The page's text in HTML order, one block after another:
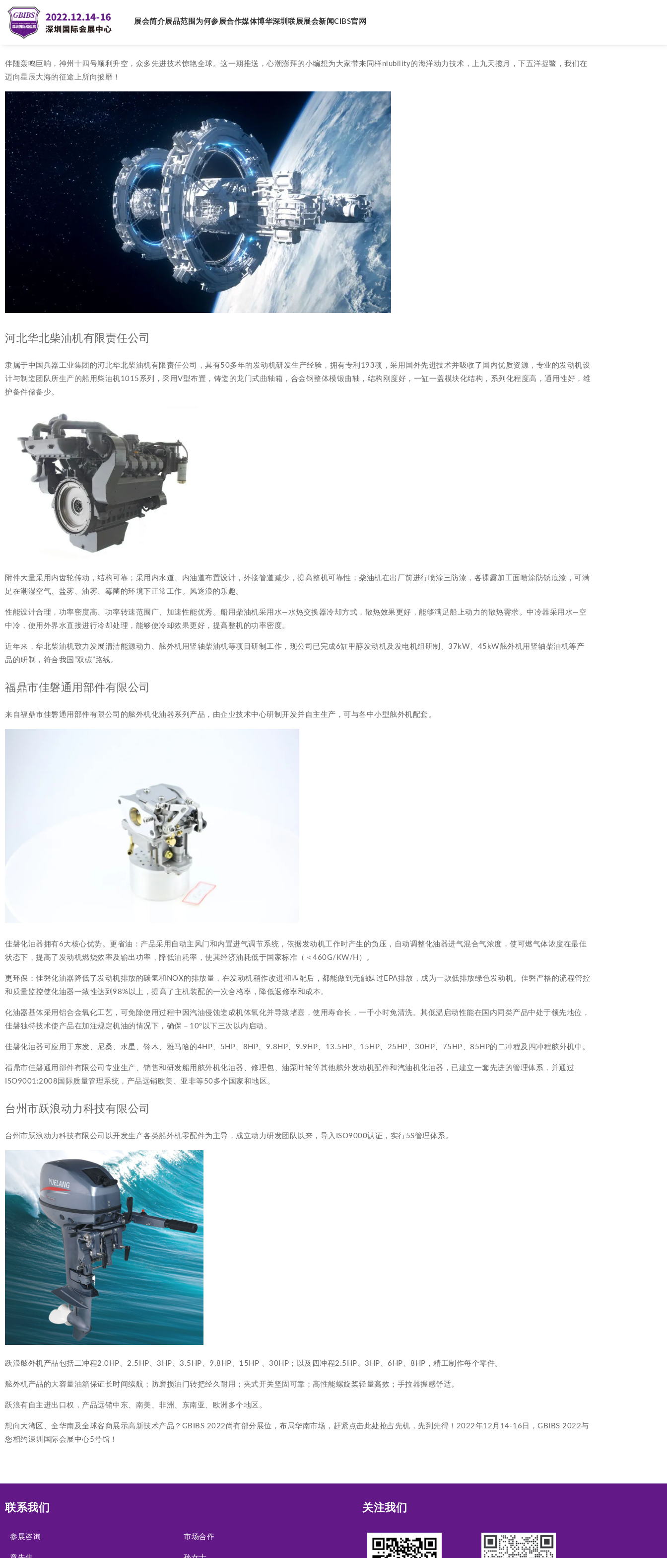
展会简介展品范围 为何参展合作媒体博华深圳联展展会新闻CIBS官网
伴随轰鸣巨响，神州十四号顺利升空，众多先进技术惊艳全球。这一期推送，心潮澎拜的小编想为大家带来同样niubility的海洋动力技术，上九天揽月，下五洋捉鳖，我们在
迈向星辰大海的征途上所向披靡！
河北华北柴油机有限责任公司
隶属于中国兵器工业集团的河北华北柴油机有限责任公司，具有50多年的发动机研发生产经验，拥有专利193项，采用国外先进技术并吸收了国内优质资源，专业的发动机设
计与制造团队所生产的船用柴油机1015系列，采用V型布置，铸造的龙门式曲轴箱，合金钢整体模锻曲轴，结构刚度好，一缸一盖模块化结构，系列化程度高，通用性好，维
护备件储备少。
附件大量采用内齿轮传动，结构可靠；采用内水道、内油道布置设计，外接管道减少，提高整机可靠性；柴油机在出厂前进行喷涂三防漆，各裸露加工面喷涂防锈底漆，可满
足在潮湿空气、盐雾、油雾、霉菌的环境下正常工作。风逐浪的乐趣。
性能设计合理，功率密度高、功率转速范围广、加速性能优秀。船用柴油机采用水—水热交换器冷却方式，散热效果更好，能够满足船上动力的散热需求。中冷器采用水—空
中冷，使用外界水直接进行冷却处理，能够使冷却效果更好，提高整机的功率密度。
近年来，华北柴油机致力发展清洁能源动力、舷外机用竖轴柴油机等项目研制工作，现公司已完成6缸甲醇发动机及发电机组研制、37kW、45kW舷外机用竖轴柴油机等产
品的研制，符合我国“双碳”路线。
福鼎市佳磐通用部件有限公司
来自福鼎市佳磐通用部件有限公司的舷外机化油器系列产品，由企业技术中心研制开发并自主生产，可与各中小型舷外机配套。
佳磐化油器拥有6大核心优势。更省油：产品采用自动主风门和内置进气调节系统，依据发动机工作时产生的负压，自动调整化油器进气混合气浓度，使可燃气体浓度在最佳
状态下，提高了发动机燃烧效率及输出功率，降低油耗率，使其经济油耗低于国家标准（＜460G/KW/H）。
更环保：佳磐化油器降低了发动机排放的碳氢和NOX的排放量，在发动机稍作改进和匹配后，都能做到无触媒过EPA排放，成为一款低排放绿色发动机。佳磐严格的流程管控
和质量监控使化油器一致性达到98%以上，提高了主机装配的一次合格率，降低返修率和成本。
化油器基体采用铝合金氧化工艺，可免除使用过程中因汽油侵蚀造成机体氧化并导致堵塞，使用寿命长，一千小时免清洗。其低温启动性能在国内同类产品中处于领先地位，
佳磐独特技术使产品在加注规定机油的情况下，确保－10°以下三次以内启动。
佳磐化油器可应用于东发、尼桑、水星、铃木、雅马哈的4HP、5HP、8HP、9.8HP、9.9HP、13.5HP、15HP、25HP、30HP、75HP、85HP的二冲程及四冲程舷外机中。
福鼎市佳磐通用部件有限公司专业生产、销售和研发船用舷外机化油器、修理包、油泵叶轮等其他舷外发动机配件和汽油机化油器，已建立一套先进的管理体系，并通过
ISO9001:2008国际质量管理系统，产品远销欧美、亚非等50多个国家和地区。
台州市跃浪动力科技有限公司
台州市跃浪动力科技有限公司以开发生产各类船外机零配件为主导，成立动力研发团队以来，导入ISO9000认证，实行5S管理体系。
跃浪舷外机产品包括二冲程2.0HP、2.5HP、3HP、3.5HP、9.8HP、15HP 、30HP；以及四冲程2.5HP、3HP、6HP、8HP，精工制作每个零件。
舷外机产品的大容量油箱保证长时间续航；防磨损油门转把经久耐用；夹式开关坚固可靠；高性能螺旋桨轻量高效；手拉器握感舒适。
跃浪有自主进出口权，产品远销中东、南美、非洲、东南亚、欧洲多个地区。
想向大湾区、全华南及全球客商展示高新技术产品？GBIBS 2022尚有部分展位，布局华南市场，赶紧点击此处抢占先机，先到先得！2022年12月14-16日，GBIBS 2022与
您相约深圳国际会展中心5号馆！
联系我们
参展咨询 市场合作
关注我们